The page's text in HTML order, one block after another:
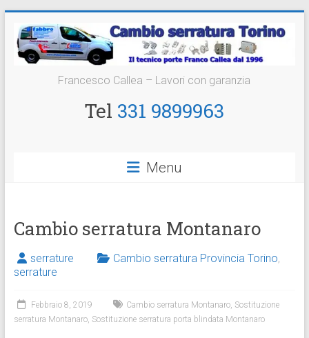
contenuto
Cambio
Serratura
Francesco Callea – Lavori con garanzia
Tel 331 9899963
Menu
Cambio serratura Montanaro
serrature Cambio serratura Provincia Torino,
serrature
Febbraio 8, 2019 Cambio serratura Montanaro, Sostituzione
serratura Montanaro, Sostituzione serratura porta blindata Montanaro